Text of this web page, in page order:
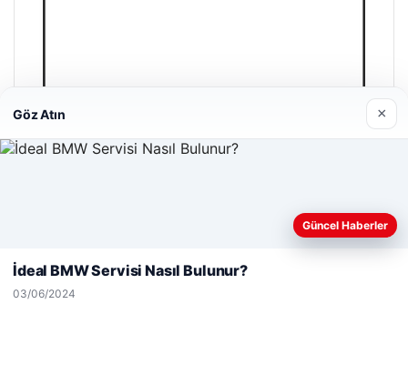
Bulkoon Toptan Ayakkabı
Web sitemizi nasıl kullandığınızı daha iyi anlayabilmek,
deneyiminizi kişiselleştirmek ve geliştirmek amacıyla çerezler
kullanıyoruz.
Göz Atın ×
Güncel Haberler
İdeal BMW Servisi Nasıl Bulunur?
03/06/2024